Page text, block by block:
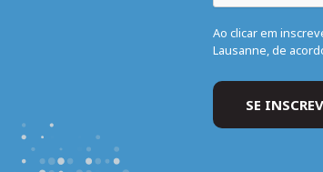
Ao clicar em
Lausanne, de